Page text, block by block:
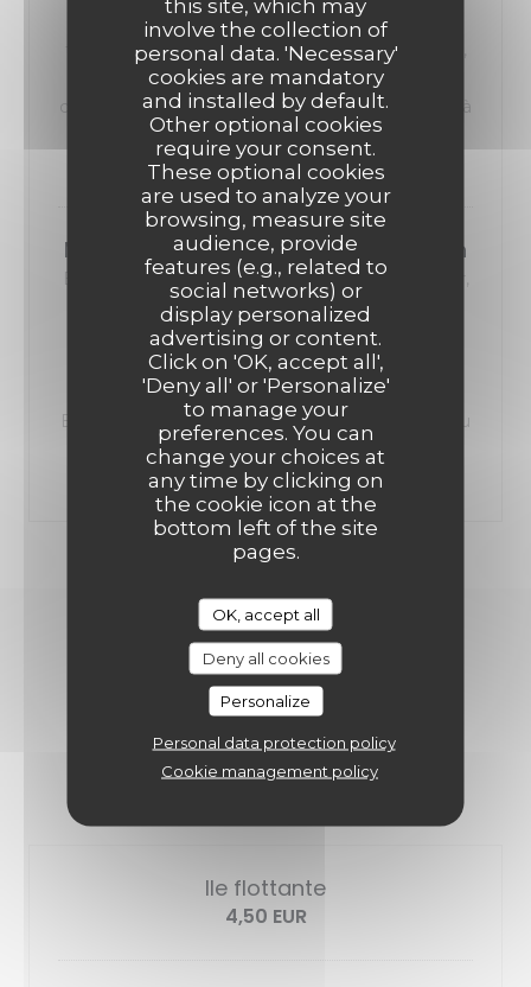
this site, which may
involve the collection of
personal data. 'Necessary'
cookies are mandatory
and installed by default.
Other optional cookies
require your consent.
These optional cookies
are used to analyze your
browsing, measure site
audience, provide
features (e.g., related to
social networks) or
display personalized
advertising or content.
Click on 'OK, accept all',
'Deny all' or 'Personalize'
to manage your
preferences. You can
change your choices at
any time by clicking on
the cookie icon at the
bottom left of the site
pages.
OK, accept all
Deny all cookies
Personalize
Personal data protection policy
Cookie management policy
Salade Vigneronne "Cervelas, salade faîche,
tomates, emmental,oignons rouges, cornichons,
croûtons" ou Emincé de volaille, sauce
champigons, garniture au choix ou Plat du jour « à
l’ardoise »
12,50 EUR
MENU ENFANT Plat + Dessert + Boisson
Burger Pain Bretzel, steak haché, sauce cheddar,
frites ou haricots Fish & chips 2 aiguillettes de
colin, frites Poulet pané Frites ou haricots
Jambon-frites + 2 boules de glace ou petite
profiterole ou marshmallow sauce choco +
Boisson 18 cl : Sirop à l’eau ou Diabolo ou Coca ou
Thé glacé Cocktail Virgin Planteur + 1€
9,00 EUR
DOUCEURS & CAFÉS
Ile flottante
4,50 EUR